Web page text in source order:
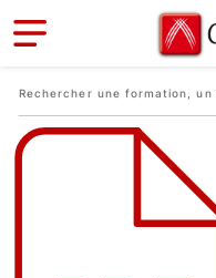
Aller au contenu principal